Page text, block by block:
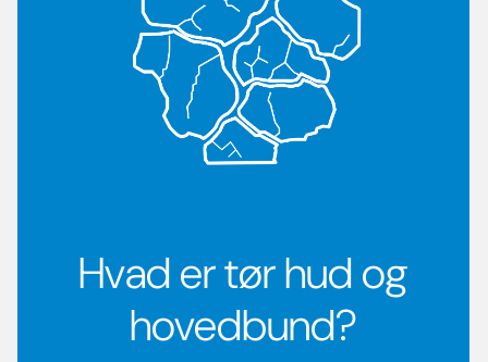
Hvad er tør hud og
hovedbund?